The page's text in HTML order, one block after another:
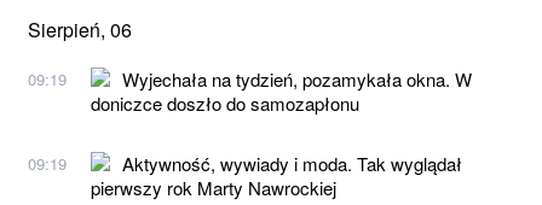
Sierpień, 06
09:19
Wyjechała na tydzień, pozamykała okna. W
doniczce doszło do samozapłonu
09:19
Aktywność, wywiady i moda. Tak wyglądał
pierwszy rok Marty Nawrockiej